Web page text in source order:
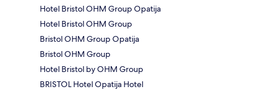
Hotel Bristol OHM Group Opatija
Hotel Bristol OHM Group
Bristol OHM Group Opatija
Bristol OHM Group
Hotel Bristol by OHM Group
BRISTOL Hotel Opatija Hotel